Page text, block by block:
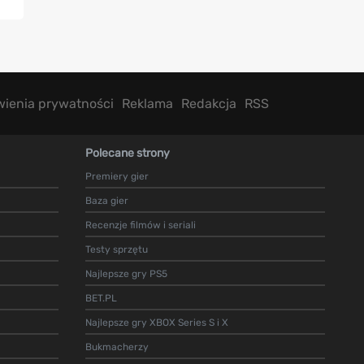
prywatności Reklama Redakcja RSS
Polecane strony
Premiery gier
Baza gier
Recenzje filmów i seriali
Testy sprzętu
Najlepsze gry PS5
BET.PL
Najlepsze gry XBOX Series S i X
Bukmacherzy